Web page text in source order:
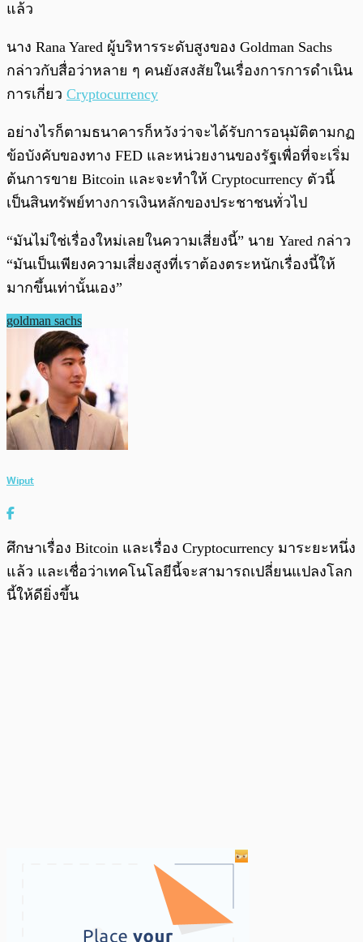
แล้ว
นาง Rana Yared ผู้บริหารระดับสูงของ Goldman Sachs
กล่าวกับสื่อว่าหลาย ๆ คนยังสงสัยในเรื่องการการดำเนิน
การเกี่ยว Cryptocurrency
อย่างไรก็ตามธนาคารก็หวังว่าจะได้รับการอนุมัติตามกฏ
ข้อบังคับของทาง FED และหน่วยงานของรัฐเพื่อที่จะเริ่ม
ต้นการขาย Bitcoin และจะทำให้ Cryptocurrency ตัวนี้
เป็นสินทรัพย์ทางการเงินหลักของประชาชนทั่วไป
“มันไม่ใช่เรื่องใหม่เลยในความเสี่ยงนี้” นาย Yared กล่าว
“มันเป็นเพียงความเสี่ยงสูงที่เราต้องตระหนักเรื่องนี้ให้
มากขึ้นเท่านั้นเอง”
goldman sachs
Wiput
ศึกษาเรื่อง Bitcoin และเรื่อง Cryptocurrency มาระยะหนึ่ง
แล้ว และเชื่อว่าเทคโนโลยีนี้จะสามารถเปลี่ยนแปลงโลก
นี้ให้ดียิ่งขึ้น